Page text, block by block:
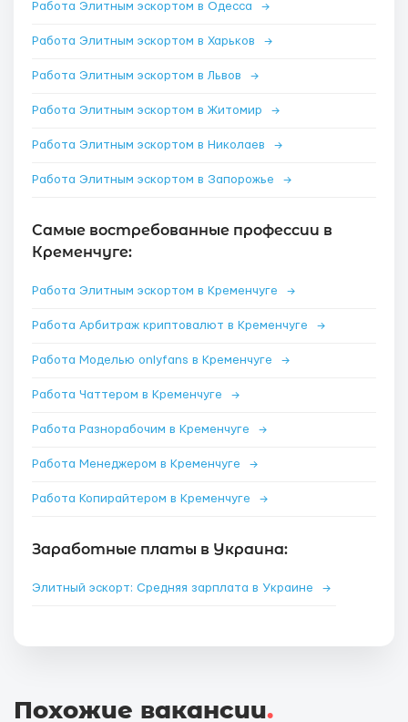
Работа Элитным эскортом в Одесса →
Работа Элитным эскортом в Харьков →
Работа Элитным эскортом в Львов →
Работа Элитным эскортом в Житомир →
Работа Элитным эскортом в Николаев →
Работа Элитным эскортом в Запорожье →
Самые востребованные профессии в
Кременчуге:
Работа Элитным эскортом в Кременчуге →
Работа Арбитраж криптовалют в Кременчуге →
Работа Моделью onlyfans в Кременчуге →
Работа Чаттером в Кременчуге →
Работа Разнорабочим в Кременчуге →
Работа Менеджером в Кременчуге →
Работа Копирайтером в Кременчуге →
Заработные платы в Украина:
Элитный эскорт: Средняя зарплата в Украине →
Похожие вакансии.